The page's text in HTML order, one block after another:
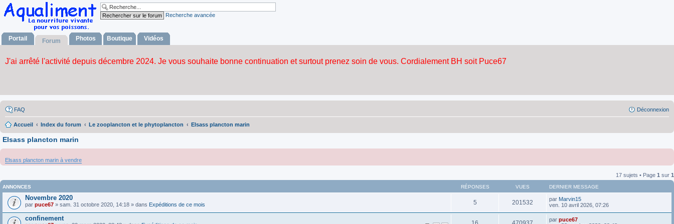
Recherche avancée
Portail Forum Photos Boutique Vidéos
FAQ Déconnexion
Accueil Index du forum Le zooplancton et le phytoplancton Elsass plancton marin
Elsass plancton marin
Elsass plancton marin à vendre
17 sujets • Page 1 sur 1
ANNONCES RÉPONSES VUES DERNIER MESSAGE
Novembre 2020
par puce67 » sam. 31 octobre 2020, 14:18 » dans Expéditions de ce mois 5 201532 par Marvin15
ven. 10 avril 2026, 07:26
confinement par puce67